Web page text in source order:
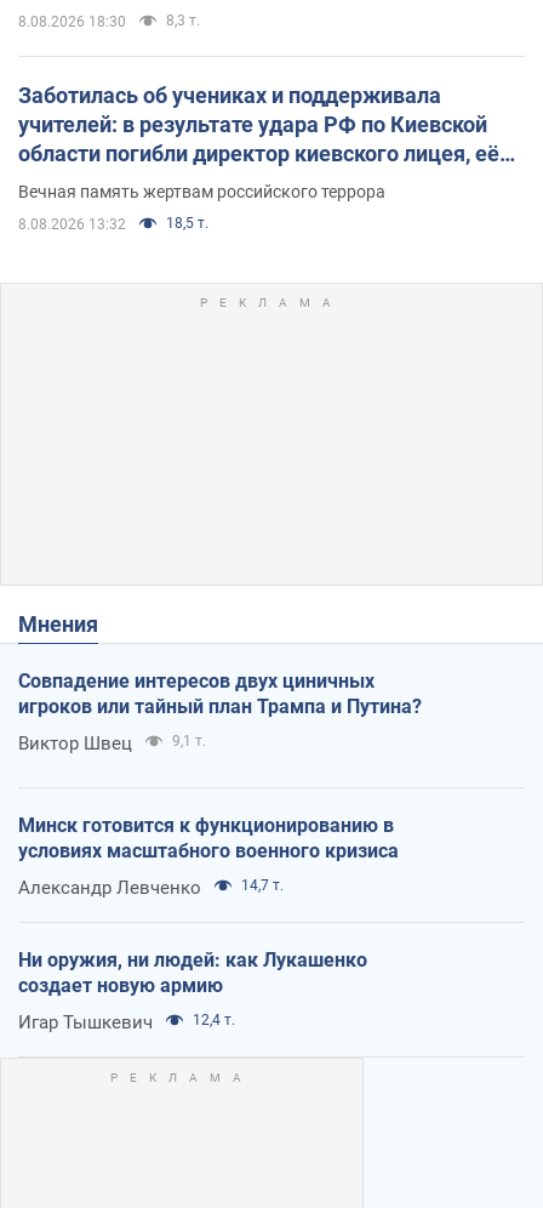
8.08.2026 18:30 8,3 т.
Заботилась об учениках и поддерживала
учителей: в результате удара РФ по Киевской
области погибли директор киевского лицея, её
муж и внук
Вечная память жертвам российского террора
8.08.2026 13:32 18,5 т.
Мнения
Совпадение интересов двух циничных
игроков или тайный план Трампа и Путина?
Виктор Швец 9,1 т.
Минск готовится к функционированию в
условиях масштабного военного кризиса
Александр Левченко 14,7 т.
Ни оружия, ни людей: как Лукашенко
создает новую армию
Игар Тышкевич 12,4 т.